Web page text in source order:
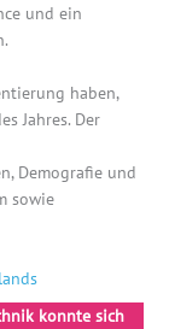
und ein
haben,
Jahres. Der
Demografie und
sowie
konnte sich